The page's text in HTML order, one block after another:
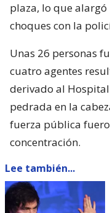
plaza, lo que
choques con la
Unas 26 personas
cuatro agentes
derivado al
pedrada en la
fuerza pública
concentración.
Lee también...